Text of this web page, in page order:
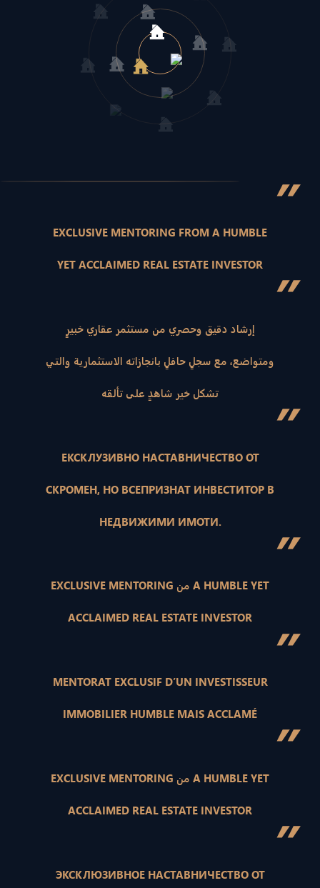
”
EXCLUSIVE MENTORING FROM A HUMBLE
YET ACCLAIMED REAL ESTATE INVESTOR ” إرشاد دقيق وحصري من مستثمر عقاري خبيرٍ
ومتواضع، مع سجلٍ حافلٍ بانجازاته الاستثمارية والتي
تشكل خير شاهدٍ على تألقه ”
ЕКСКЛУЗИВНО НАСТАВНИЧЕСТВО ОТ
СКРОМЕН, НО ВСЕПРИЗНАТ ИНВЕСТИТОР В
НЕДВИЖИМИ ИМОТИ. ” EXCLUSIVE MENTORING من A HUMBLE YET
ACCLAIMED REAL ESTATE INVESTOR ”
MENTORAT EXCLUSIF D’UN INVESTISSEUR
IMMOBILIER HUMBLE MAIS ACCLAMÉ ” EXCLUSIVE MENTORING من A HUMBLE YET
ACCLAIMED REAL ESTATE INVESTOR ”
ЭКСКЛЮЗИВНОЕ НАСТАВНИЧЕСТВО ОТ